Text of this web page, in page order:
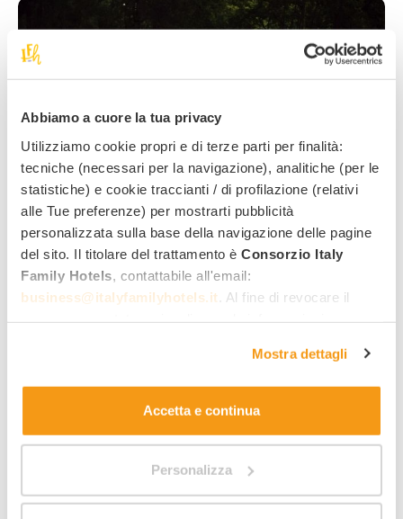
Abbiamo a cuore la tua privacy
Utilizziamo cookie propri e di terze parti per finalità:
tecniche (necessari per la navigazione), analitiche (per le
statistiche) e cookie traccianti / di profilazione (relativi
alle Tue preferenze) per mostrarti pubblicità
personalizzata sulla base della navigazione delle pagine
del sito. Il titolare del trattamento è Consorzio Italy
Family Hotels , contattabile all'email:
business@italyfamilyhotels.it . Al fine di revocare il
. Allo stesso link trovi la nostra informativa
estesa sui cookie.
Mostra dettagli
Accetta e continua
Personalizza
Fare una passeggiata notturna per
ammirare le lucciole
Quello delle lucciole è un fenomeno che si può
accanto alle zone boschive, dalla metà di Maggio ai
A Milano, ad esempio, si organizzano vere e proprie
passeggiate notturneper ammirare
lucciolata presso il Parco delle Cave. In queste occasioni